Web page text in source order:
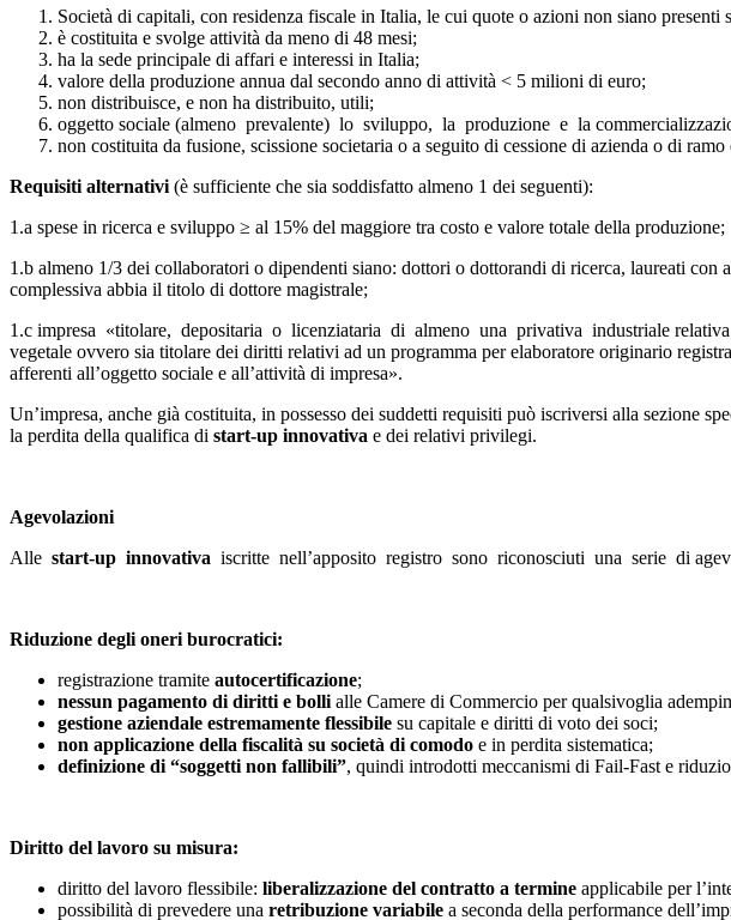
Società di capitali, con residenza fiscale in Italia, le cui quote o azioni non siano presenti
è costituita e svolge attività da meno di 48 mesi;
ha la sede principale di affari e interessi in Italia;
valore della produzione annua dal secondo anno di attività < 5 milioni di euro;
non distribuisce, e non ha distribuito, utili;
oggetto sociale (almeno prevalente) lo sviluppo, la produzione e la
non costituita da fusione, scissione societaria o a seguito di cessione di azienda o di ramo
Requisiti alternativi (è sufficiente che sia soddisfatto almeno 1 dei seguenti):
1.a spese in ricerca e sviluppo ≥ al 15% del maggiore tra costo e valore totale della produzione;
1.b almeno 1/3 dei collaboratori o dipendenti siano: dottori o dottorandi di ricerca, laureati
complessiva abbia il titolo di dottore magistrale;
1.c impresa «titolare, depositaria o licenziataria di almeno una privativa industriale relativa
vegetale ovvero sia titolare dei diritti relativi ad un programma per elaboratore originario
afferenti all’oggetto sociale e all’attività di impresa».
Un’impresa, anche già costituita, in possesso dei suddetti requisiti può iscriversi alla sezione
la perdita della qualifica di start-up innovativa e dei relativi privilegi.
Agevolazioni
Alle start-up innovativa iscritte nell’apposito registro sono riconosciuti una serie di
Riduzione degli oneri burocratici:
registrazione tramite autocertificazione;
nessun pagamento di diritti e bolli alle Camere di Commercio per qualsivoglia
gestione aziendale estremamente flessibile su capitale e diritti di voto dei soci;
non applicazione della fiscalità su società di comodo e in perdita sistematica;
definizione di “soggetti non fallibili”, quindi introdotti meccanismi di Fail-Fast e
Diritto del lavoro su misura:
diritto del lavoro flessibile: liberalizzazione del contratto a termine applicabile per
possibilità di prevedere una retribuzione variabile a seconda della performance